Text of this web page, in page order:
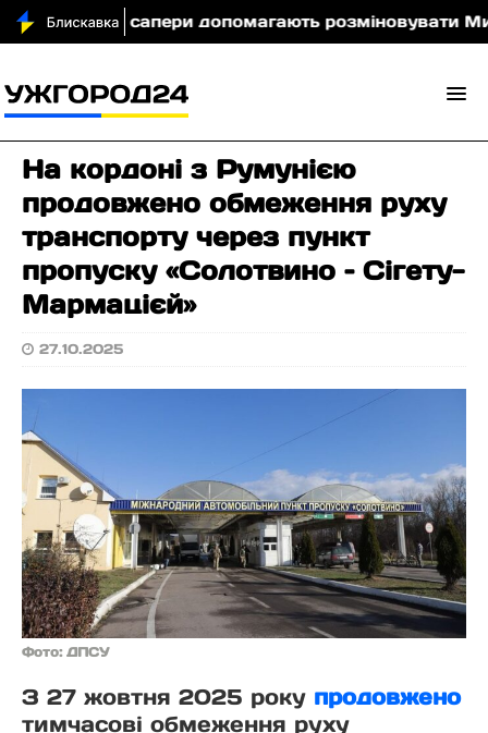
сапери допомагають розміновувати
На кордоні з Румунією
продовжено обмеження руху
транспорту через пункт
пропуску «Солотвино – Сігету-
Мармацієй»
27.10.2025
Фото: ДПСУ
З 27 жовтня 2025 року продовжено
тимчасові обмеження руху